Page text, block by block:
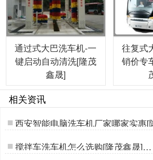
通过式大巴洗车机-一
键启动自动清洗[隆茂
鑫晟]
往复式
销价专
相关资讯
西安智能电脑洗车机厂家哪家实惠[
鑫晟]…
搅拌车洗车机怎么选购[隆茂鑫晟]…